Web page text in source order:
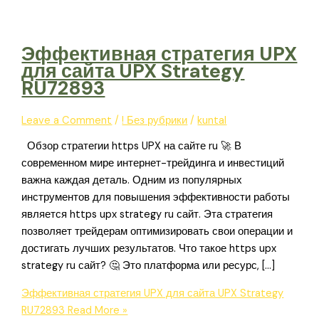
Эффективная стратегия UPX
для сайта UPX Strategy
RU72893
Leave a Comment /! Без рубрики /kuntal
Обзор стратегии https UPX на сайте ru 🚀 В
современном мире интернет-трейдинга и инвестиций
важна каждая деталь. Одним из популярных
инструментов для повышения эффективности работы
является https upx strategy ru сайт. Эта стратегия
позволяет трейдерам оптимизировать свои операции и
достигать лучших результатов. Что такое https upx
strategy ru сайт? 🤔 Это платформа или ресурс, […]
Эффективная стратегия UPX для сайта UPX Strategy
RU72893 Read More »